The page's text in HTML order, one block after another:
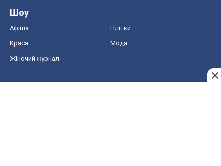
Шоу
Афіша Плітки
Краса Мода
Жіночий журнал